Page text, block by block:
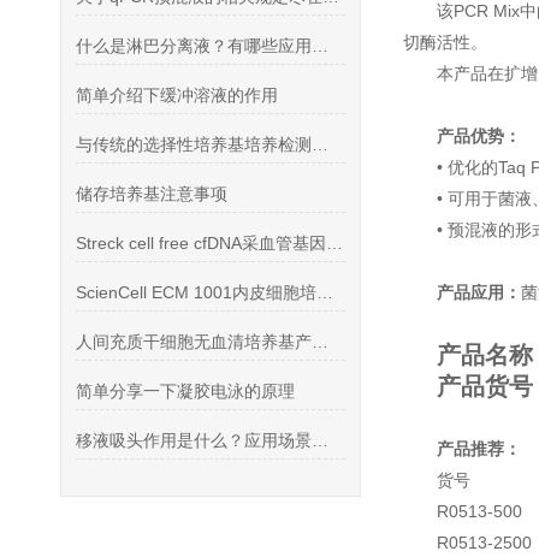
简单介绍下缓冲溶液的作用
储存培养基注意事项
简单分享一下凝胶电泳的原理
该PCR Mix
切酶活性。
本产品在扩
产品优势：
• 优化的Taq
• 可用于菌
• 预混液的形
产品应用：
产品名
产品货
产品推荐：
货
R0513-
R0513-